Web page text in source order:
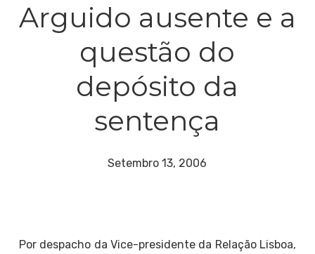
Arguido ausente e a
questão do
depósito da
sentença
Setembro 13, 2006
Por despacho da Vice-presidente da Relação Lisboa,